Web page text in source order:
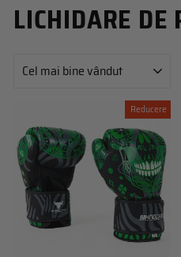
LICHIDARE DE
Reducere